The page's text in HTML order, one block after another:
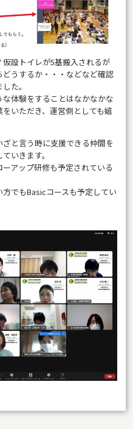
設トイレが5基搬入されるが
うするか・・・などなど確認
た。
体験をすることはなかなかな
いただき、運営側としても嬉
と言う時に支援できる仲間を
いきます。
アップ研修も予定されている
でもBasicコースも予定してい